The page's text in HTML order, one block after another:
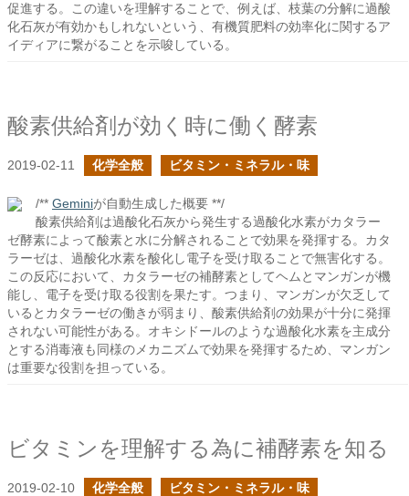
促進する。この違いを理解することで、例えば、枝葉の分解に過酸
化石灰が有効かもしれないという、有機質肥料の効率化に関するア
イディアに繋がることを示唆している。
酸素供給剤が効く時に働く酵素
2019-02-11 化学全般 ビタミン・ミネラル・味
/** Geminiが自動生成した概要 **/
酸素供給剤は過酸化石灰から発生する過酸化水素がカタラー
ゼ酵素によって酸素と水に分解されることで効果を発揮する。カタ
ラーゼは、過酸化水素を酸化し電子を受け取ることで無害化する。
この反応において、カタラーゼの補酵素としてヘムとマンガンが機
能し、電子を受け取る役割を果たす。つまり、マンガンが欠乏して
いるとカタラーゼの働きが弱まり、酸素供給剤の効果が十分に発揮
されない可能性がある。オキシドールのような過酸化水素を主成分
とする消毒液も同様のメカニズムで効果を発揮するため、マンガン
は重要な役割を担っている。
ビタミンを理解する為に補酵素を知る
2019-02-10 化学全般 ビタミン・ミネラル・味